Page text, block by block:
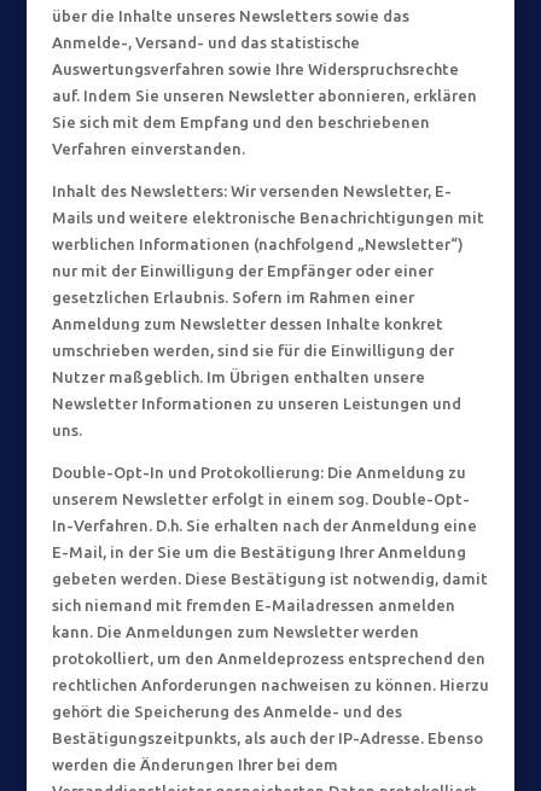
über die Inhalte unseres Newsletters sowie das
Anmelde-, Versand- und das statistische
Auswertungsverfahren sowie Ihre Widerspruchsrechte
auf. Indem Sie unseren Newsletter abonnieren, erklären
Sie sich mit dem Empfang und den beschriebenen
Verfahren einverstanden.
Inhalt des Newsletters: Wir versenden Newsletter, E-
Mails und weitere elektronische Benachrichtigungen mit
werblichen Informationen (nachfolgend „Newsletter“)
nur mit der Einwilligung der Empfänger oder einer
gesetzlichen Erlaubnis. Sofern im Rahmen einer
Anmeldung zum Newsletter dessen Inhalte konkret
umschrieben werden, sind sie für die Einwilligung der
Nutzer maßgeblich. Im Übrigen enthalten unsere
Newsletter Informationen zu unseren Leistungen und
uns.
Double-Opt-In und Protokollierung: Die Anmeldung zu
unserem Newsletter erfolgt in einem sog. Double-Opt-
In-Verfahren. D.h. Sie erhalten nach der Anmeldung eine
E-Mail, in der Sie um die Bestätigung Ihrer Anmeldung
gebeten werden. Diese Bestätigung ist notwendig, damit
sich niemand mit fremden E-Mailadressen anmelden
kann. Die Anmeldungen zum Newsletter werden
protokolliert, um den Anmeldeprozess entsprechend den
rechtlichen Anforderungen nachweisen zu können. Hierzu
gehört die Speicherung des Anmelde- und des
Bestätigungszeitpunkts, als auch der IP-Adresse. Ebenso
werden die Änderungen Ihrer bei dem